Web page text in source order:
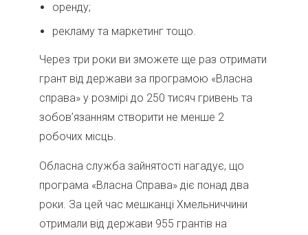
оренду;
рекламу та маркетинг тощо.
Через три роки ви зможете ще раз отримати
грант від держави за програмою «Власна
справа» у розмірі до 250 тисяч гривень та
зобов’язанням створити не менше 2
робочих місць.
Обласна служба зайнятості нагадує, що
програма «Власна Справа» діє понад два
роки. За цей час мешканці Хмельниччини
отримали від держави 955 грантів на